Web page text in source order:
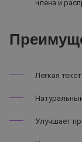
члена и
Легкая
Улучшает